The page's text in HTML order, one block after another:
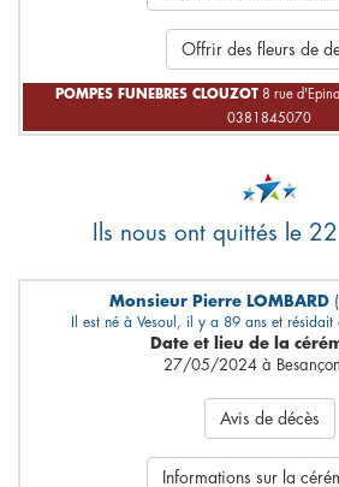
Offrir des fleurs de
POMPES FUNEBRES CLOUZOT 8 rue
0381845070
Ils nous ont quittés le
Monsieur Pierre LOMBARD
Il est né à Vesoul, il y a 89 ans et résidait
Date et lieu de la
27/05/2024 à
Avis de décès
Informations sur la